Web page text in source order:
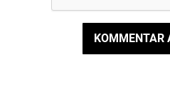
KOMMENTAR